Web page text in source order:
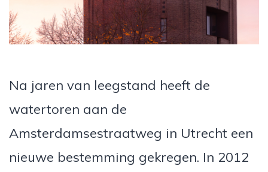
Na jaren van leegstand heeft de
watertoren aan de
Amsterdamsestraatweg in Utrecht een
nieuwe bestemming gekregen. In 2012